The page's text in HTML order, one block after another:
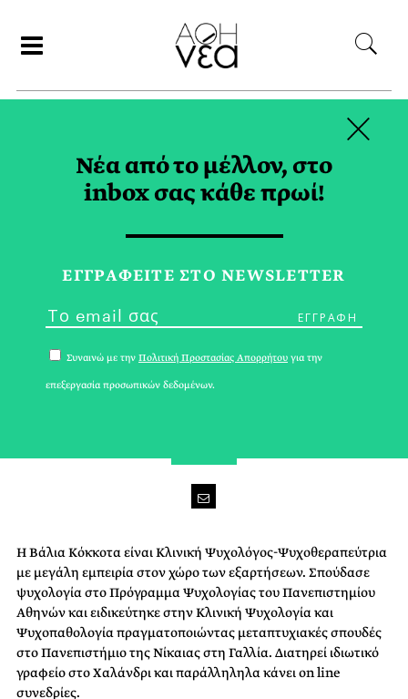
ΒΑΛΙΑ ΚΟΚΚΟΤΑ
Η Βάλια Κόκκοτα είναι Κλινική Ψυχολόγος-Ψυχοθεραπεύτρια
με μεγάλη εμπειρία στον χώρο των εξαρτήσεων. Σπούδασε
ψυχολογία στο Πρόγραμμα Ψυχολογίας του Πανεπιστημίου
Αθηνών και ειδικεύτηκε στην Κλινική Ψυχολογία και
Ψυχοπαθολογία πραγματοποιώντας μεταπτυχιακές σπουδές
στο Πανεπιστήμιο της Νίκαιας στη Γαλλία. Διατηρεί ιδιωτικό
γραφείο στο Χαλάνδρι και παράλληληλα κάνει on line
συνεδρίες.
Νέα από το μέλλον, στο
inbox σας κάθε πρωί!
ΕΓΓPΑΦΕΙΤΕ ΣΤΟ NEWSLETTER
Συναινώ με την Πολιτική Προστασίας Απορρήτου για την
επεξεργασία προσωπικών δεδομένων.
×